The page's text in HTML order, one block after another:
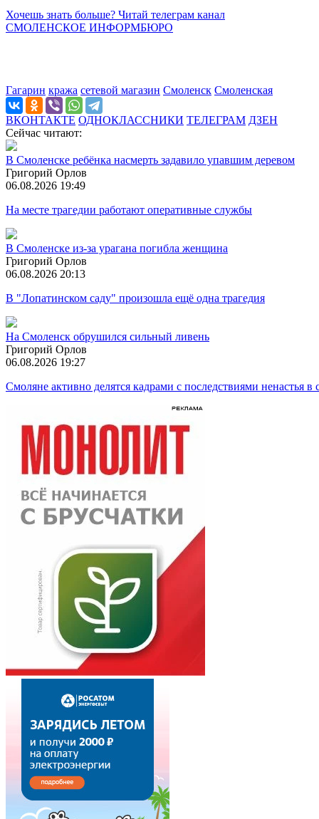
Хочешь знать больше? Читай телеграм канал
СМОЛЕНСКОЕ ИНФОРМБЮРО
Гагарин кража сетевой магазин Смоленск Смоленская
ВКОНТАКТЕ ОДНОКЛАССНИКИ ТЕЛЕГРАМ ДЗЕН
Сейчас читают:
В Смоленске ребёнка насмерть задавило упавшим деревом
Григорий Орлов
06.08.2026 19:49
На месте трагедии работают оперативные службы
В Смоленске из-за урагана погибла женщина
Григорий Орлов
06.08.2026 20:13
В "Лопатинском саду" произошла ещё одна трагедия
На Смоленск обрушился сильный ливень
Григорий Орлов
06.08.2026 19:27
Смоляне активно делятся кадрами с последствиями ненастья в